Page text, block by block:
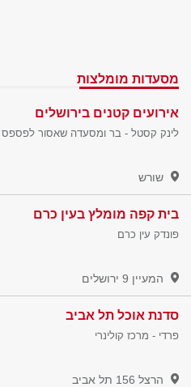
מסעדות מומלצות
אירועים קטנים בירושלים
לינק קסטל - בר ומסעדה שאסור לפספס
שורש
בית קפה מומלץ בעין כרם
פונדק עין כרם
המעיין 9 ירושלים
סדנת אוכל תל אביב
פרדי - מרכז קולינרי
הרצל 156 תל אביב